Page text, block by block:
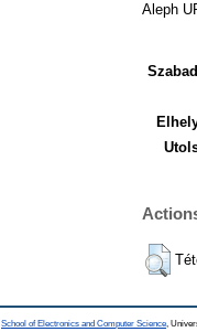
Aleph
School of Electronics and Computer Science ,